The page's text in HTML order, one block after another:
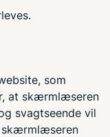
som
at skærmlæseren
svagtseende vil
skærmlæseren